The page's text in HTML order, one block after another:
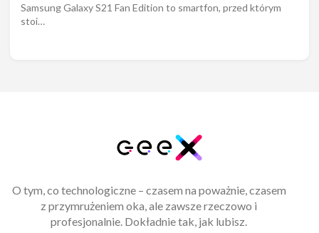
Samsung Galaxy S21 Fan Edition to smartfon, przed którym
stoi…
O tym, co technologiczne – czasem na poważnie, czasem
z przymrużeniem oka, ale zawsze rzeczowo i
profesjonalnie. Dokładnie tak, jak lubisz.